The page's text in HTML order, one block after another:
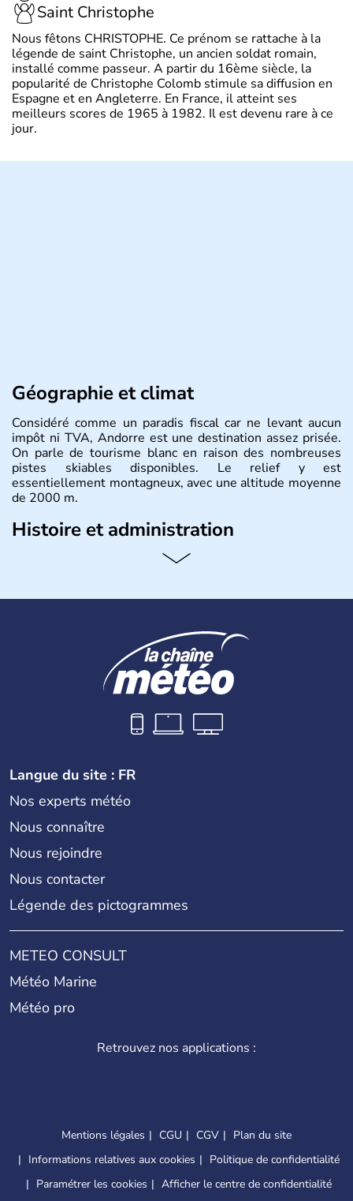
Saint Christophe
Nous fêtons CHRISTOPHE. Ce prénom se rattache à la
légende de saint Christophe, un ancien soldat romain,
installé comme passeur. A partir du 16ème siècle, la
popularité de Christophe Colomb stimule sa diffusion en
Espagne et en Angleterre. En France, il atteint ses
meilleurs scores de 1965 à 1982. Il est devenu rare à ce
jour.
Géographie et climat
Considéré comme un paradis fiscal car ne levant aucun
impôt ni TVA, Andorre est une destination assez prisée.
On parle de tourisme blanc en raison des nombreuses
pistes skiables disponibles. Le relief y est
essentiellement montagneux, avec une altitude moyenne
de 2000 m.
Histoire et administration
La Principauté d'Andorre est située dans les Pyrénées
sous l'influence de l'évêque catalan d'Urgell et du chef de
peu plus de 80 000 personnes) se consacrent
essentiellement à l'agriculture et à l'élevage.
Langue du site : FR
Nos experts météo
Nous connaître
Nous rejoindre
Nous contacter
Légende des pictogrammes
METEO CONSULT
Météo Marine
Météo pro
Retrouvez nos applications :
Mentions légales CGU CGV
Plan du site
Informations relatives aux cookies
Politique de confidentialité
Paramétrer les cookies
Afficher le centre de confidentialité